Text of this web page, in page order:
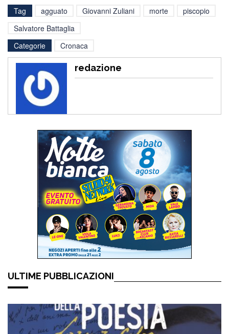
Tag agguato Giovanni Zuliani morte
piscopio
Salvatore Battaglia
Categorie
Cronaca
redazione
ULTIME PUBBLICAZIONI